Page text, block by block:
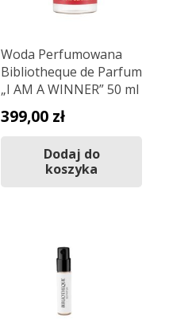
Woda Perfumowana
Bibliotheque de Parfum
„I AM A WINNER” 50 ml
399,00 zł
Dodaj do
koszyka